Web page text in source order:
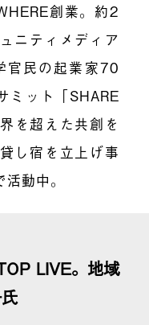
創業。約2
ニティメディア
官民の起業家70
ミット「SHARE
を超えた共創を
し宿を立上げ事
動中。
LIVE。地域